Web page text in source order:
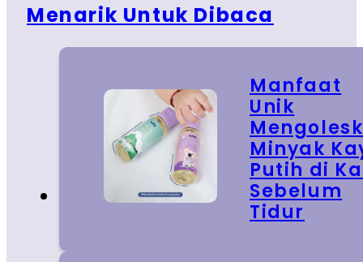
Menarik Untuk Dibaca
Manfaat
Unik
Minyak
Putih di
Sebelum
Tidur